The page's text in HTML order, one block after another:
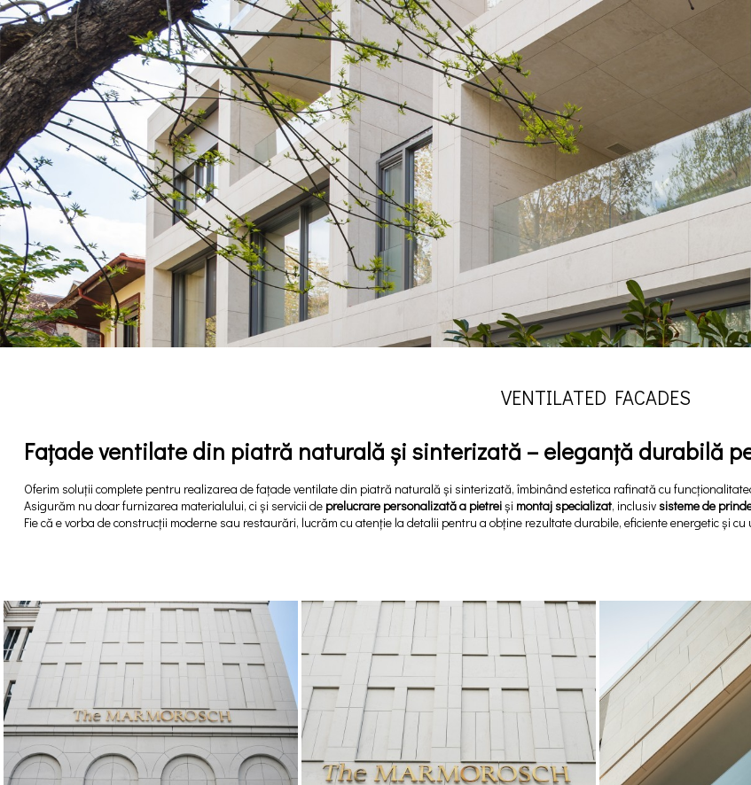
VENTILATED FACADES
Fațade ventilate din piatră naturală și sinterizată – eleganță durabilă
Oferim soluții complete pentru realizarea de fațade ventilate din piatră naturală și sinterizată, îmbinând estetica rafinată cu
Asigurăm nu doar furnizarea materialului, ci și servicii de prelucrare personalizată a pietreiși montaj specializat, inclusivsisteme de
Fie că e vorba de construcții moderne sau restaurări, lucrăm cu atenție la detalii pentru a obține rezultate durabile, eficiente energetic și